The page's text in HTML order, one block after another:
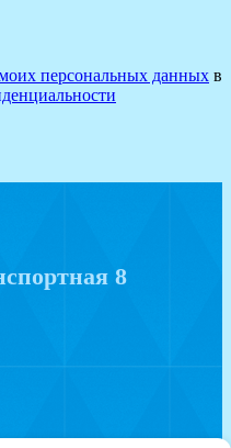
персональных данных в
8